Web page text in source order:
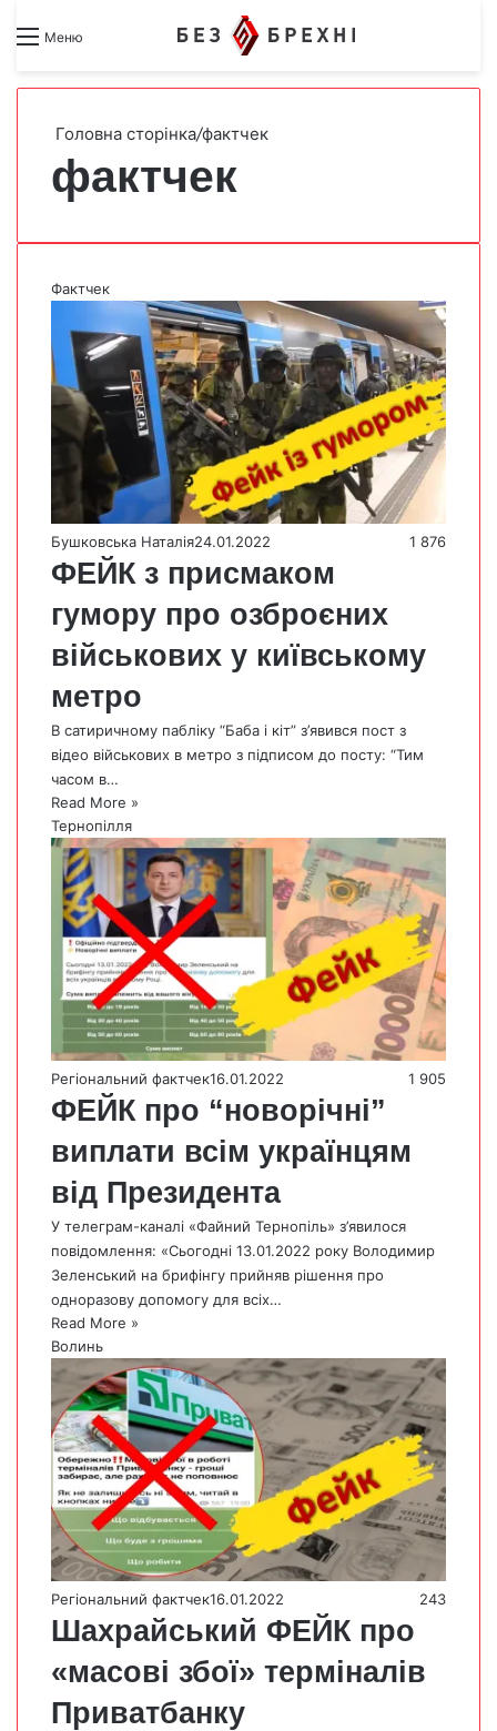
Меню Search forSwitch skin
Головна сторінка/фактчек
фактчек
Фактчек
Бушковська Наталія24.01.2022 1 876
ФЕЙК з присмаком
гумору про озброєних
військових у київському
метро
В сатиричному пабліку “Баба і кіт” з’явився пост з
відео військових в метро з підписом до посту: “Тим
часом в…
Read More »
Тернопілля
Регіональний фактчек16.01.2022 1 905
ФЕЙК про “новорічні”
виплати всім українцям
від Президента
У телеграм-каналі «Файний Тернопіль» з’явилося
повідомлення: «Сьогодні 13.01.2022 року Володимир
Зеленський на брифінгу прийняв рішення про
одноразову допомогу для всіх…
Read More »
Волинь
Регіональний фактчек16.01.2022 243
Шахрайський ФЕЙК про
«масові збої» терміналів
Приватбанку